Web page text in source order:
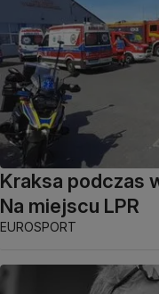
Kraksa podczas
Na miejscu LPR
EUROSPORT